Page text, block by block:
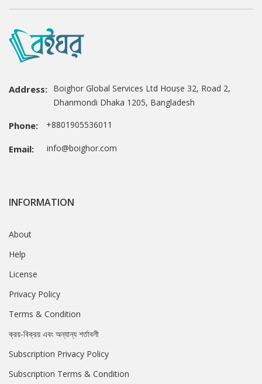
Address: Boighor Global Services Ltd House 32, Road 2,
Dhanmondi Dhaka 1205, Bangladesh
Phone: +8801905536011
Email: info@boighor.com
INFORMATION
About
Help
License
Privacy Policy
Terms & Condition
ক্রয়-বিক্রয় এবং অন্যান্য শর্তাবলী
Subscription Privacy Policy
Subscription Terms & Condition